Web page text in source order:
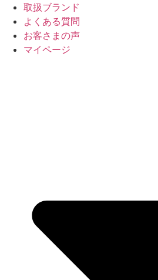
取扱ブランド
よくある質問
お客さまの声
マイページ